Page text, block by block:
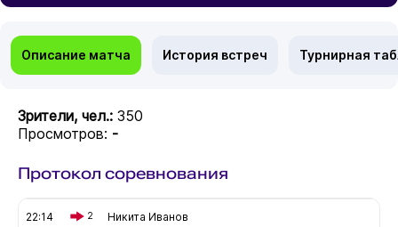
Описание матча История встреч Турнирная
Зрители, чел.: 350
Просмотров: -
Протокол соревнования
22:14 2 Никита Иванов